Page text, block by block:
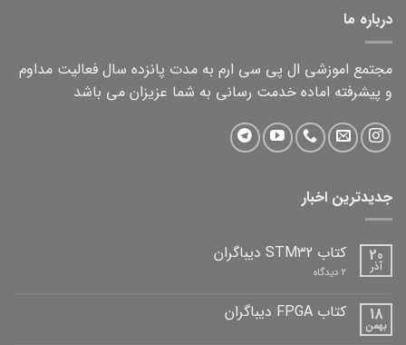
درباره ما
مجتمع اموزشی ال پی سی ارم به مدت پانزده سال فعالیت مداوم
و پیشرفته اماده خدمت رسانی به شما عزیزان می باشد
جدیدترین اخبار
20
آذر
کتاب STM32 دیباگران
2 دیدگاه برای
دیباگران 18
بهمن
کتاب FPGA دیباگران